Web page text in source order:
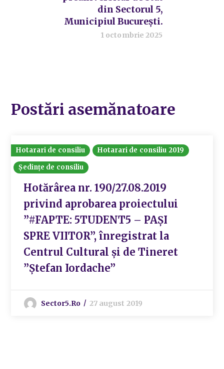
din Sectorul 5,
Municipiul București.
1 octombrie 2025
Postări asemănatoare
Hotarari de consiliu
Hotarari de consiliu 2019
Ședințe de consiliu
Hotărârea nr. 190/27.08.2019
privind aprobarea proiectului
”#FAPTE: 5TUDENT5 – PAȘI
SPRE VIITOR”, înregistrat la
Centrul Cultural și de Tineret
”Ștefan Iordache”
Sector5.ro 27 august 2019